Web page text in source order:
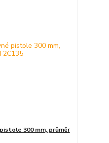
300 mm, průměr